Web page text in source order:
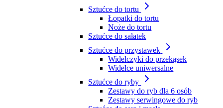
Sztućce do tortu
Łopatki do tortu
Noże do tortu
Sztućce do sałatek
Sztućce do przystawek
Widelczyki do przekąsek
Widelce uniwersalne
Sztućce do ryby
Zestawy do ryb dla 6 osób
Zestawy serwingowe do ryb